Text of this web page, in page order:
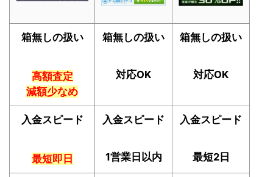
箱無しの扱い
高額査定
減額少なめ
箱無しの扱い
対応OK
箱無しの扱い
対応OK
入金スピード
最短即日
入金スピード
1営業日以内
入金スピード
最短2日